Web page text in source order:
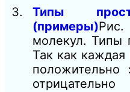
Типы
(примеры)
молекул. Типы
Так как каждая